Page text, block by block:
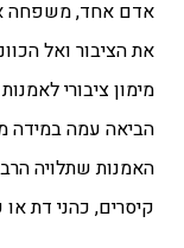
אדם אחד, משפחה
את הציבור ואל
מימון ציבורי
הביאה עמה במידה
האמנות שתלויה
קיסרים, כהני דת או